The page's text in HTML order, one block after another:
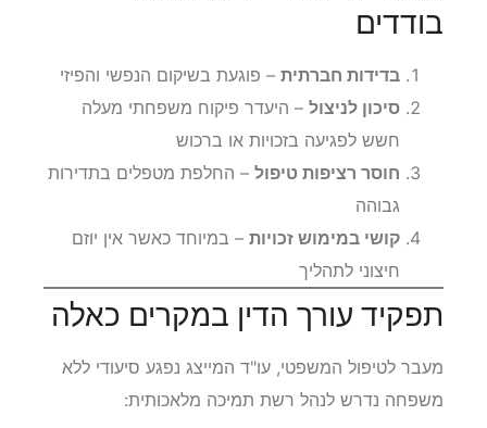
בודדים
בדידות חברתית – פוגעת בשיקום הנפשי והפיזי
סיכון לניצול – היעדר פיקוח משפחתי מעלה
חשש לפגיעה בזכויות או ברכוש
חוסר רציפות טיפול – החלפת מטפלים בתדירות
גבוהה
קושי במימוש זכויות – במיוחד כאשר אין יוזם
חיצוני לתהליך
תפקיד עורך הדין במקרים כאלה
מעבר לטיפול המשפטי, עו"ד המייצג נפגע סיעודי ללא
משפחה נדרש לנהל רשת תמיכה מלאכותית: